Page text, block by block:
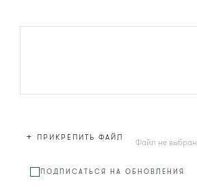
+ ПРИКРЕПИТЬ ФАЙЛ Файл не выбран
ПОДПИСАТЬСЯ НА ОБНОВЛЕНИЯ